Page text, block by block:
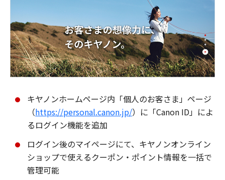
キヤノンホームページ内「個人のお客さま」ページ
（https://personal.canon.jp/）に「Canon ID」によ
るログイン機能を追加
ログイン後のマイページにて、キヤノンオンライン
ショップで使えるクーポン・ポイント情報を一括で
管理可能